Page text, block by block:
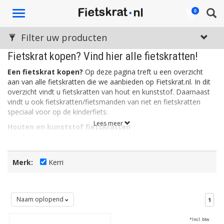
Toggle
0
Fietskrat kopen? Vind hier alle fietskratten!
Een fietskrat kopen? Op deze pagina treft u een overzicht
aan van alle fietskratten die we aanbieden op Fietskrat.nl. In dit
overzicht vindt u fietskratten van hout en kunststof. Daarnaast
vindt u ook fietskratten/fietsmanden van riet en fietskratten
speciaal voor op de kinderfiets.
Houten en kunststof fietskratten
wendbaarheid en het sturen ten goede komt. Kunststof
fietskratten zijn vaak verkrijgbaar in allerlei leuke kleuren. Houten
weersinvloeden.
Een rieten fietskrat is eigenlijk een fietsmand in de vorm van een
Lees meer
Filter uw producten
Merk: Kerri
Naam oplopend 1
*Incl. btw